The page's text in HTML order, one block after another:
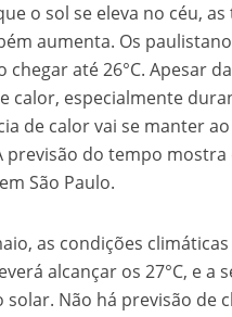
o sol se eleva no céu,
aumenta. Os
até 26°C. Apesar
calor, especialmente
de calor vai se manter
previsão do tempo
São Paulo.
as condições
alcançar os 27°C, e a
Não há previsão de